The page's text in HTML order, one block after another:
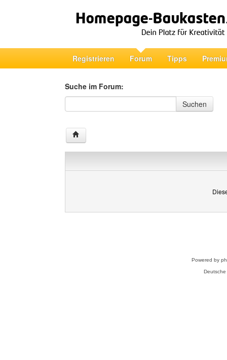
Registrieren Forum Tipps
Suche im Forum:
Suche im Forum
Suchen
Powered by